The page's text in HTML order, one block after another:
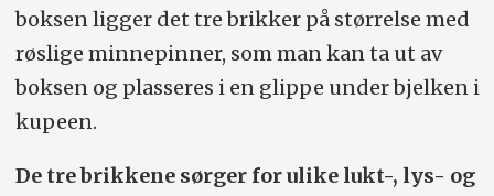
boksen ligger det tre brikker på størrelse med
røslige minnepinner, som man kan ta ut av
boksen og plasseres i en glippe under bjelken i
kupeen.
De tre brikkene sørger for ulike lukt-, lys- og